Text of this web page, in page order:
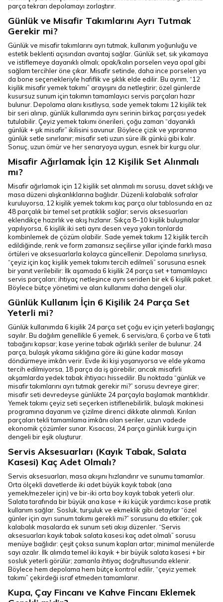
parça tekrarı depolamayı zorlaştırır.
Günlük ve Misafir Takımlarını Ayrı Tutmak
Gerekir mi?
Günlük ve misafir takımlarını ayrı tutmak, kullanım yoğunluğu ve
estetik beklenti açısından avantaj sağlar. Günlük set, sık yıkamaya
ve istiflemeye dayanıklı olmalı; opak/kalın porselen veya opal gibi
sağlam tercihler öne çıkar. Misafir setinde, daha ince porselen ya
da bone seçenekleriyle hafiflik ve şıklık elde edilir. Bu ayrım, “12
kişilik misafir yemek takımı” arayışını da netleştirir; özel günlerde
kusursuz sunum için takımın tamamlayıcı servis parçaları hazır
bulunur. Depolama alanı kısıtlıysa, sade yemek takımı 12 kişilik tek
bir seri alınıp, günlük kullanımda aynı serinin birkaç parçası yedek
tutulabilir. Çeyiz yemek takımı önerileri, çoğu zaman “dayanıklı
günlük + şık misafir” ikilisini savunur. Böylece çizik ve yıpranma
günlük setle sınırlanır; misafir seti uzun süre ilk günkü gibi kalır.
Sonuç, uzun ömür ve her senaryoya uygun, esnek bir kurgu olur.
Misafir Ağırlamak İçin 12 Kişilik Set Alınmalı
mı?
Misafir ağırlamak için 12 kişilik set alınmalı mı sorusu, davet sıklığı ve
masa düzeni alışkanlıklarına bağlıdır. Düzenli kalabalık sofralar
kuruluyorsa, 12 kişilik yemek takımı kaç parça olur tablosunda en az
48 parçalık bir temel set pratiklik sağlar; servis aksesuarları
eklendikçe hazırlık ve akış hızlanır. Sıkça 8–10 kişilik buluşmalar
yapılıyorsa, 6 kişilik iki seti aynı desen veya yakın tonlarda
kombinlemek de çözüm olabilir. Sade yemek takımı 12 kişilik tercih
edildiğinde, renk ve form zamansız seçilirse yıllar içinde farklı masa
örtüleri ve aksesuarlarla kolayca güncellenir. Depolama sınırlıysa,
“çeyiz için kaç kişilik yemek takımı tercih edilmeli” sorusuna esnek
bir yanıt verilebilir: İlk aşamada 6 kişilik 24 parça set + tamamlayıcı
servis parçaları; ihtiyaç netleşince aynı seriden bir ek 6 kişilik paket.
Böylece bütçe yönetimi ve alan kullanımı daha dengeli olur.
Günlük Kullanım İçin 6 Kişilik 24 Parça Set
Yeterli mi?
Günlük kullanımda 6 kişilik 24 parça set çoğu ev için yeterli başlangıç
sayılır. Bu dağılım genellikle 6 yemek, 6 servis/ara, 6 çorba ve 6 tatlı
tabağını kapsar; kase yerine tabak ağırlıklı seriler de bulunur. 24
parça, bulaşık yıkama sıklığına göre iki güne kadar masayı
döndürmeye imkân verir. Evde iki kişi yaşanıyorsa ve elde yıkama
tercih edilmiyorsa, 18 parça da iş görebilir; ancak misafirli
akşamlarda yedek tabak ihtiyacı hissedilir. Bu noktada “günlük ve
misafir takımlarını ayrı tutmak gerekir mi?” sorusu devreye girer;
misafir seti devredeyse günlükte 24 parçayla başlamak mantıklıdır.
Yemek takımı çeyiz seti seçerken istiflenebilirlik, bulaşık makinesi
programına dayanım ve çizilme direnci dikkate alınmalı. Kırılan
parçaları tekli tamamlama imkânı olan seriler, uzun vadede
ekonomik çözümler sunar. Kısacası, 24 parça günlük kurgu için
dengeli bir eşik oluşturur.
Servis Aksesuarları (Kayık Tabak, Salata
Kasesi) Kaç Adet Olmalı?
Servis aksesuarları, masa akışını hızlandırır ve sunumu tamamlar.
Orta ölçekli davetlerde iki adet büyük kayık tabak (ana
yemek/mezeler için) ve bir-iki orta boy kayık tabak yeterli olur.
Salata tarafında bir büyük ana kase + iki küçük yardımcı kase pratik
kullanım sağlar. Sosluk, turşuluk ve ekmeklik gibi detaylar “özel
günler için ayrı sunum takımı gerekli mi?” sorusunu da etkiler; çok
kalabalık masalarda ek sunum seti akışı düzenler. “Servis
aksesuarları kayık tabak salata kasesi kaç adet olmalı” sorusu
menüye bağlıdır: çeşit çoksa sunum kapları artar; minimal menülerde
sayı azalır. İlk alımda temel iki kayık + bir büyük salata kasesi + bir
sosluk yeterli görülür; zamanla ihtiyaç doğrultusunda eklenir.
Böylece hem depolama hem bütçe kontrol edilir, “çeyiz yemek
takımı” çekirdeği israf etmeden tamamlanır.
Kupa, Çay Fincanı ve Kahve Fincanı Eklemek